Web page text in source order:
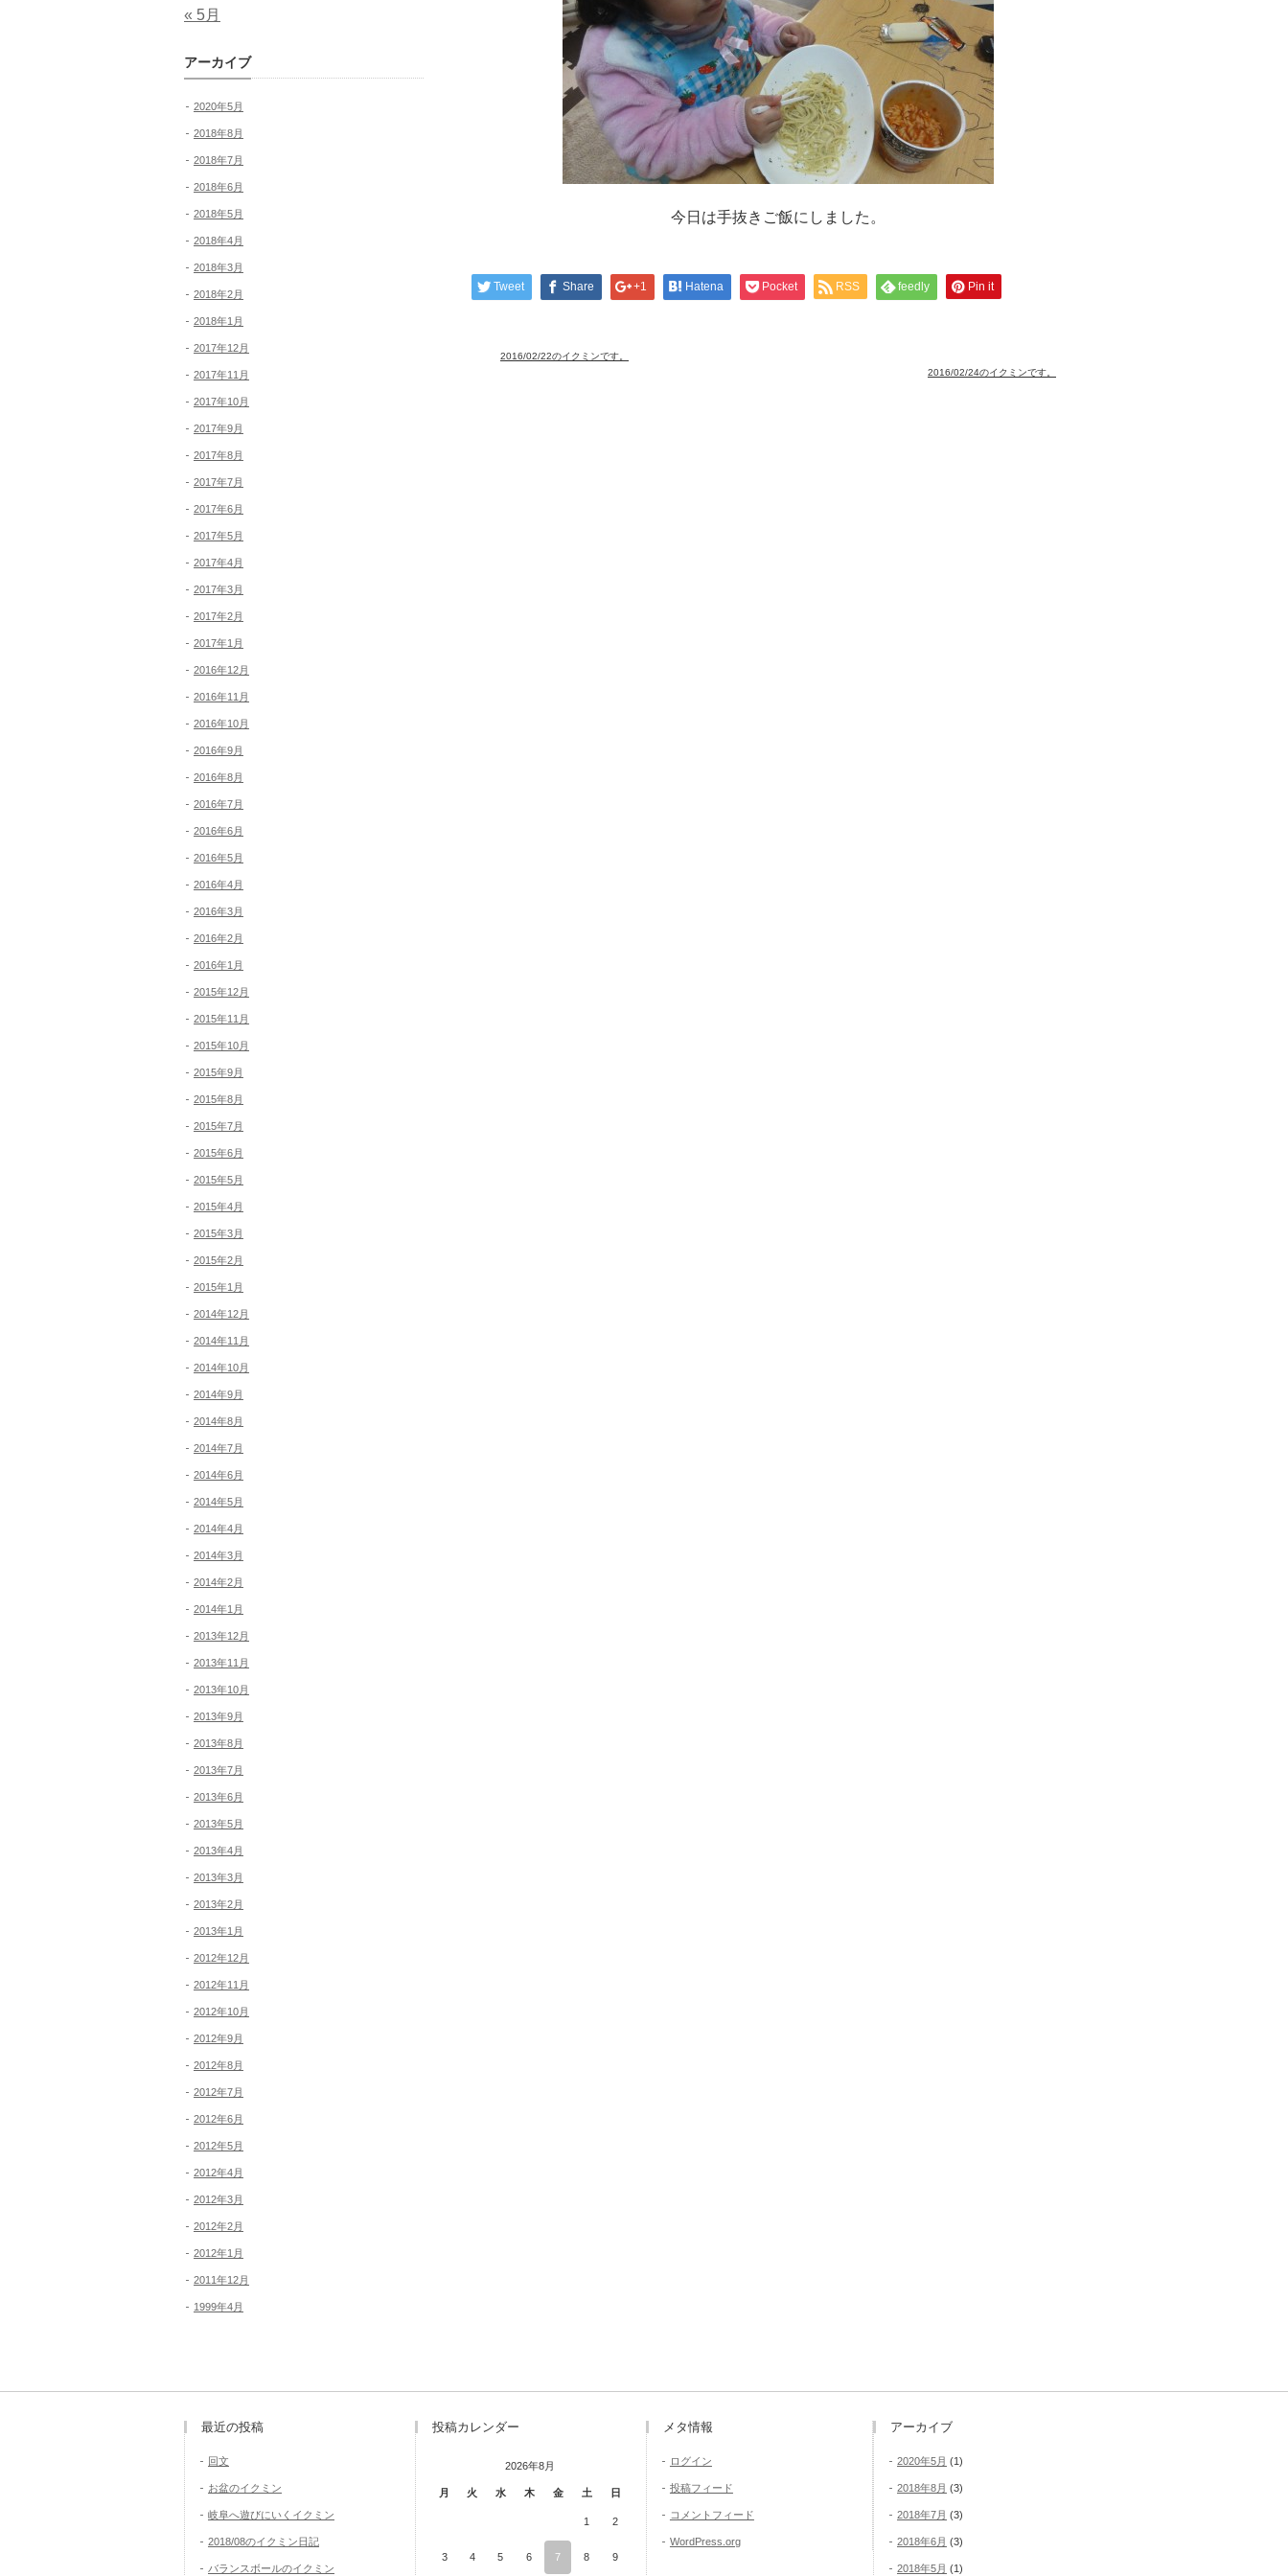
今日は手抜きご飯にしました。
Tweet Share +1 Hatena Pocket RSS feedly Pin it
2016/02/22のイクミンです。
2016/02/24のイクミンです。
« 5月
アーカイブ
2020年5月
2018年8月
2018年7月
2018年6月
2018年5月
2018年4月
2018年3月
2018年2月
2018年1月
2017年12月
2017年11月
2017年10月
2017年9月
2017年8月
2017年7月
2017年6月
2017年5月
2017年4月
2017年3月
2017年2月
2017年1月
2016年12月
2016年11月
2016年10月
2016年9月
2016年8月
2016年7月
2016年6月
2016年5月
2016年4月
2016年3月
2016年2月
2016年1月
2015年12月
2015年11月
2015年10月
2015年9月
2015年8月
2015年7月
2015年6月
2015年5月
2015年4月
2015年3月
2015年2月
2015年1月
2014年12月
2014年11月
2014年10月
2014年9月
2014年8月
2014年7月
2014年6月
2014年5月
2014年4月
2014年3月
2014年2月
2014年1月
2013年12月
2013年11月
2013年10月
2013年9月
2013年8月
2013年7月
2013年6月
2013年5月
2013年4月
2013年3月
2013年2月
2013年1月
2012年12月
2012年11月
2012年10月
2012年9月
2012年8月
2012年7月
2012年6月
2012年5月
2012年4月
2012年3月
2012年2月
2012年1月
2011年12月
1999年4月
最近の投稿
回文
お盆のイクミン
岐阜へ遊びにいくイクミン
2018/08のイクミン日記
バランスボールのイクミン
投稿カレンダー
2026年8月
月 火 水 木 金 土 日
1 2
3 4 5 6 7 8 9
メタ情報
ログイン
投稿フィード
コメントフィード
WordPress.org
アーカイブ
2020年5月 (1)
2018年8月 (3)
2018年7月 (3)
2018年6月 (3)
2018年5月 (1)